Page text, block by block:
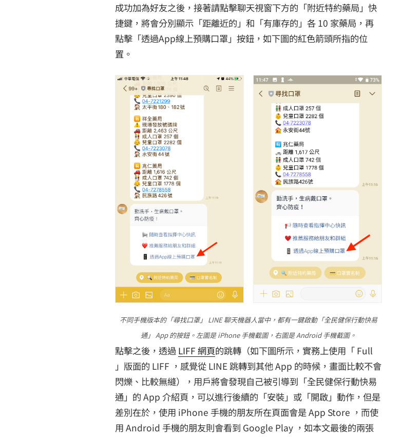
成功加為好友之後，接著請點擊聊天視窗下方的「附近特約藥局」快
捷鍵，將會分別顯示「距離近的」和「有庫存的」各 10 家藥局，再
點擊「透過App線上預購口罩」按鈕，如下圖的紅色箭頭所指的位
置。
不同手機版本的「尋找口罩」 LINE 聊天機器人當中，都有一鍵啟動「全民健保行動快易
通」 App 的按鈕。 左圖是 iPhone 手機截圖，右圖是 Android 手機截圖。
點擊之後，透過 LIFF 網頁的跳轉（如下圖所示，實務上使用「 Full
」版面的 LIFF ，感覺從 LINE 跳轉到其他 App 的時候，畫面比較不會
閃爍、比較無縫），用戶將會發現自己被引導到「全民健保行動快易
通」的 App 介紹頁，可以進行後續的「安裝」或「開啟」動作，但是
差別在於，使用 iPhone 手機的朋友所在頁面會是 App Store ，而使
用 Android 手機的朋友則會看到 Google Play ，如本文最後的兩張